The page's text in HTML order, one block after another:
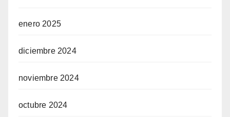
enero 2025
diciembre 2024
noviembre 2024
octubre 2024